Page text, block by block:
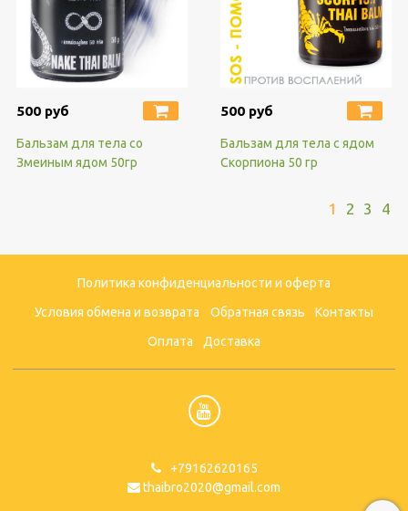
500 руб
Бальзам для тела со
Змеиным ядом 50гр
500 руб
Бальзам для тела с ядом
Скорпиона 50 гр
1 2 3 4
Политика конфиденциальности и оферта
Условия обмена и возврата Обратная связь Контакты
Оплата Доставка
+79162620165
thaibro2020@gmail.com